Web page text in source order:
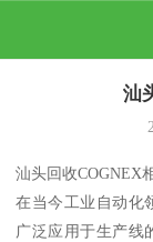
汕
汕头回收COGNEX
在当今工业自动化
广泛应用于生产线